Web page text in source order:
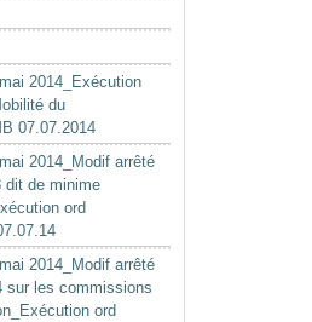
2014_Exécution
du
07.07.2014
2014_Modif arrêté
dit de minime
ord
2014_Modif arrêté
sur les commissions
ord